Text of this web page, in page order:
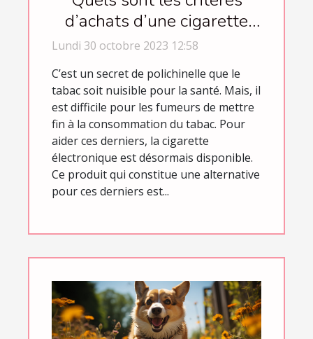
d’achats d’une cigarette
électronique ?
Lundi 30 octobre 2023 12:58
C’est un secret de polichinelle que le
tabac soit nuisible pour la santé. Mais, il
est difficile pour les fumeurs de mettre
fin à la consommation du tabac. Pour
aider ces derniers, la cigarette
électronique est désormais disponible.
Ce produit qui constitue une alternative
pour ces derniers est...